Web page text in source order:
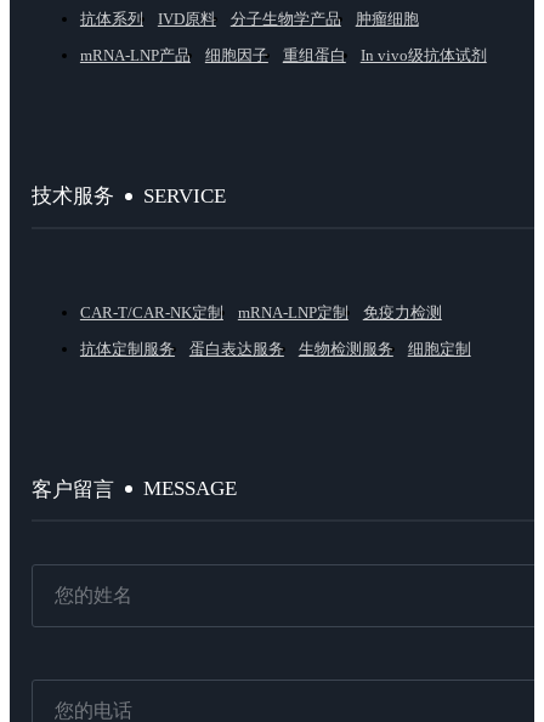
抗体系列 IVD原料 分子生物学产品
肿瘤细胞
mRNA-LNP产品
细胞因子 重组蛋白 In vivo级抗体试剂
技术服务 SERVICE
CAR-T/CAR-NK定制 mRNA-LNP定制
免疫力检测
抗体定制服务
蛋白表达服务 生物检测服务 细胞定制
客户留言 MESSAGE